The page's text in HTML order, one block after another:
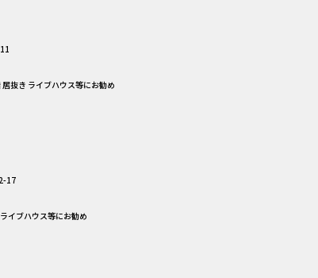
抜き ライブハウス等にお勧め
17
イブハウス等にお勧め